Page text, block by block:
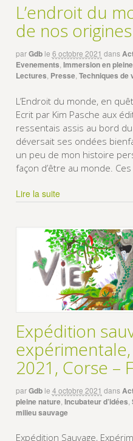
L’endroit du
de nos
parGdb le 6 octobre 2021 dans
Evenements Immersion en
Lectures Presse, Techniques de
L’Endroit du monde, en
Ecrit par Kim Pasche aux
ressentais assis au bord
déversait ses ondées
un peu de mon histoire
façon d’être au monde.
Lire la suite
Expédition
2021, Corse –
parGdb le 4 octobre 2021 dans
pleine nature, Incubateur d’idées
milieu sauvage
Expédition Sauvage,